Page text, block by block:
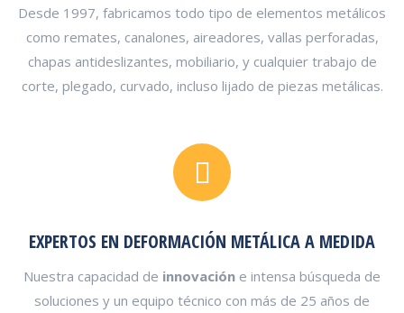
Desde 1997, fabricamos todo tipo de elementos metálicos
como remates, canalones, aireadores, vallas perforadas,
chapas antideslizantes, mobiliario, y cualquier trabajo de
corte, plegado, curvado, incluso lijado de piezas metálicas.
EXPERTOS EN DEFORMACIÓN METÁLICA A MEDIDA
Nuestra capacidad de innovación e intensa búsqueda de
soluciones y un equipo técnico con más de 25 años de